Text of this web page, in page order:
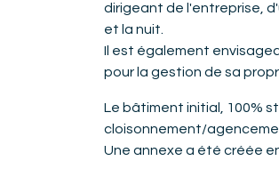
dirigeant de l'entreprise,
et la nuit.
Il est également
pour la gestion de sa
Le bâtiment initial, 100%
cloisonnement/
Une annexe a été créée